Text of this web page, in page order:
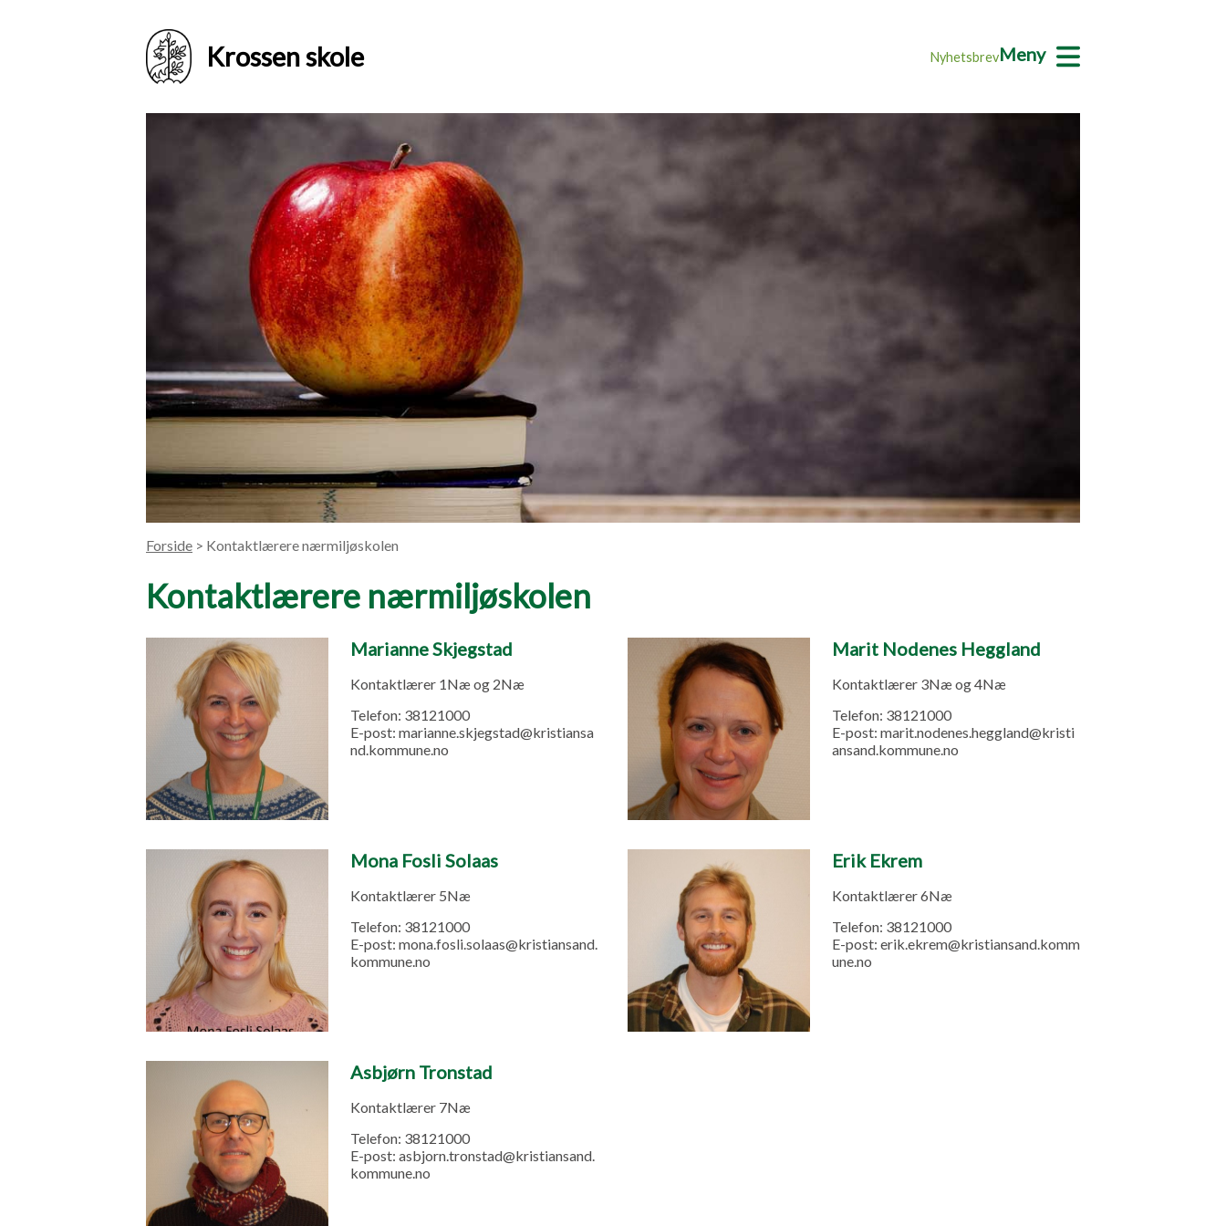
Krossen skole NyhetsbrevMeny
Forside > Kontaktlærere nærmiljøskolen
Kontaktlærere nærmiljøskolen
Marianne Skjegstad
Kontaktlærer 1Næ og 2Næ
Telefon: 38121000
E-post: marianne.skjegstad@kristiansa
nd.kommune.no
Marit Nodenes Heggland
Kontaktlærer 3Næ og 4Næ
Telefon: 38121000
E-post: marit.nodenes.heggland@kristi
ansand.kommune.no
Mona Fosli Solaas
Kontaktlærer 5Næ
Telefon: 38121000
E-post: mona.fosli.solaas@kristiansand.
kommune.no
Erik Ekrem
Kontaktlærer 6Næ
Telefon: 38121000
E-post: erik.ekrem@kristiansand.komm
une.no
Asbjørn Tronstad
Kontaktlærer 7Næ
Telefon: 38121000
E-post: asbjorn.tronstad@kristiansand.
kommune.no